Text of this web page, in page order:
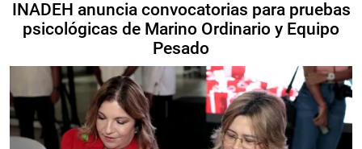
INADEH anuncia convocatorias para pruebas
psicológicas de Marino Ordinario y Equipo
Pesado